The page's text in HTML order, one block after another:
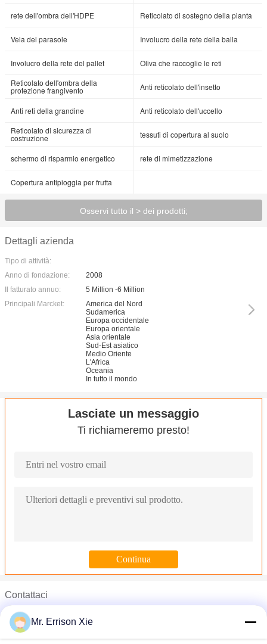
rete dell'ombra dell'HDPE Reticolato di sostegno della pianta
Vela del parasole Involucro della rete della balla
Involucro della rete del pallet
Oliva che raccoglie le reti
Reticolato dell'ombra della
protezione frangivento Anti reticolato dell'insetto
Anti reti della grandine
Anti reticolato dell'uccello
Reticolato di sicurezza di
costruzione tessuti di copertura al suolo
schermo di risparmio energetico rete di mimetizzazione
Copertura antipioggia per frutta
Osservi tutto il > dei prodotti;
Dettagli azienda
Tipo di attività:
Anno di fondazione:
2008
Il fatturato annuo:
5 Million -6 Million
Principali Marcket:
America del Nord
Sudamerica
Europa occidentale
Europa orientale
Asia orientale
Sud-Est asiatico
Medio Oriente
L'Africa
Oceania
In tutto il mondo
Lasciate un messaggio
Ti richiameremo presto!
Contattaci
Mr. Errison Xie
Oliva gialla dell'HDPE che raccoglie le reti 55gsm per la raccolta
Rete dell'ombra del balcone dell'HDPE con la striscia di colore
30gsm - rete dell'ombra di agricoltura 300gsm, reticolato
Mr. Errison Xie